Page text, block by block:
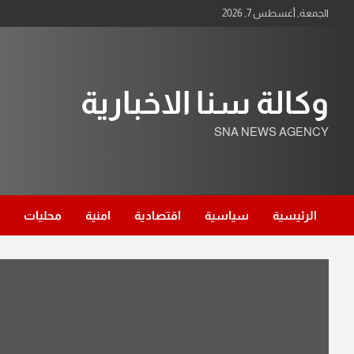
الجمعة, أغسطس 7, 2026
وكالة سنا الاخبارية
SNA NEWS AGENCY
الرئيسية سياسية اقتصادية امنية محليات